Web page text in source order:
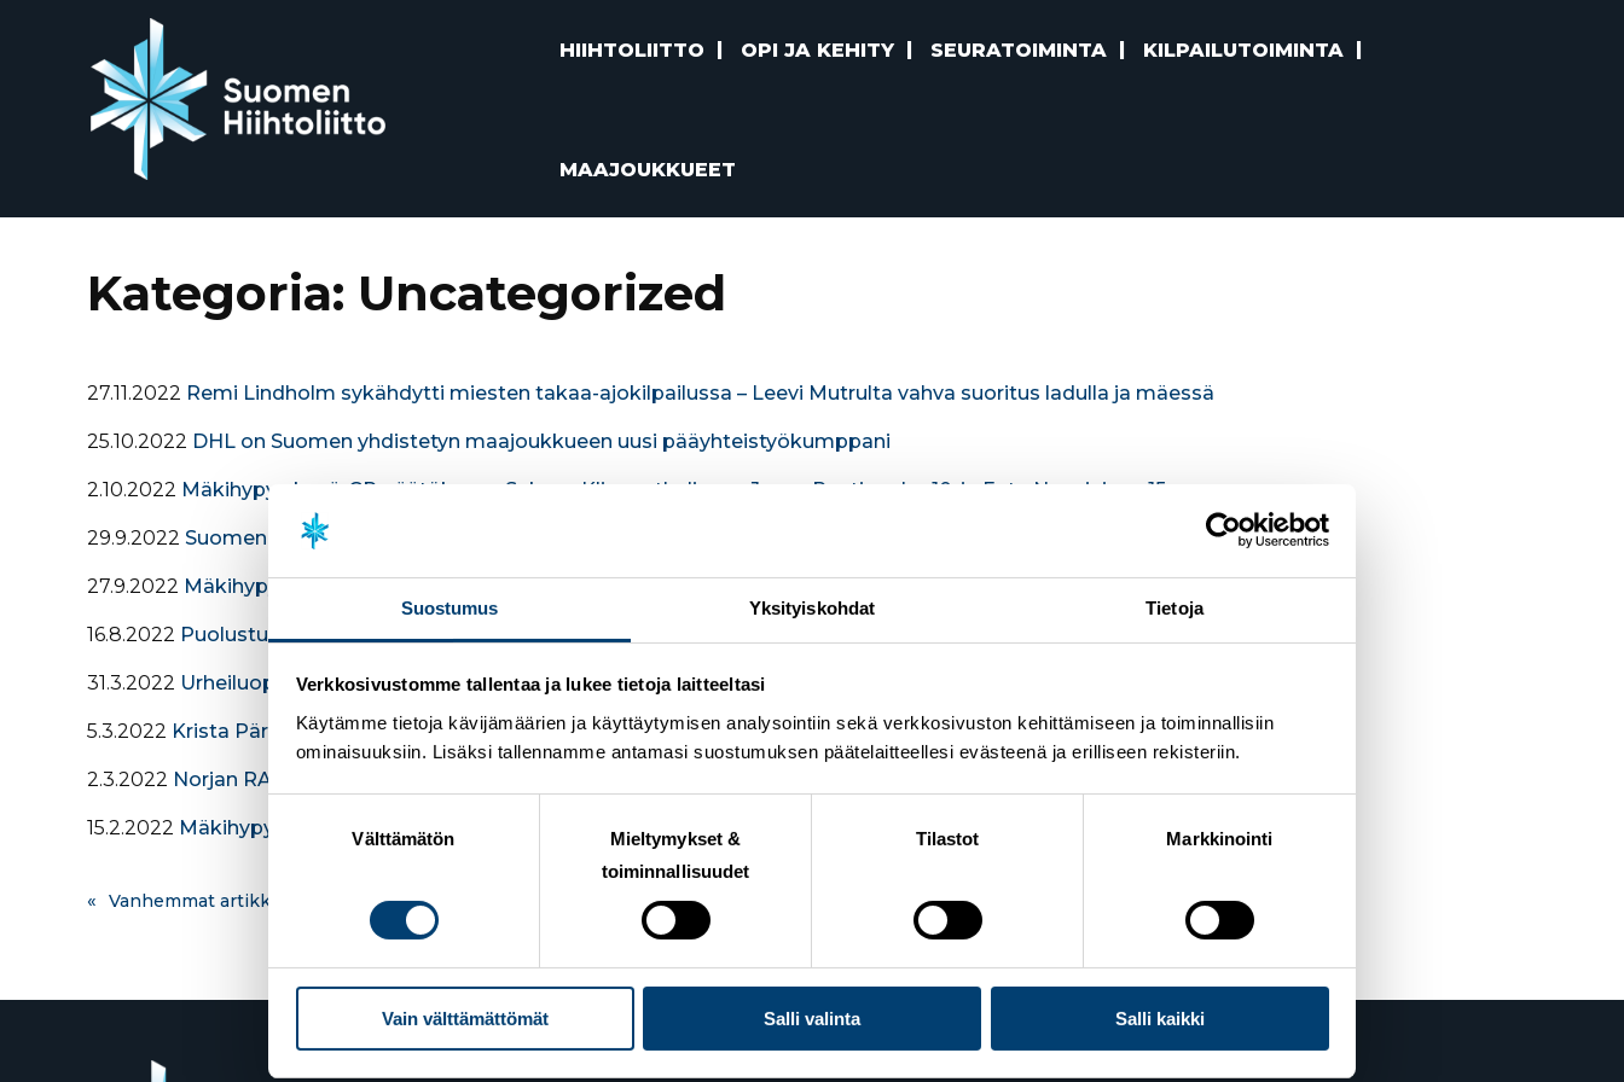
Suostumus Yksityiskohdat Tietoja
Verkkosivustomme tallentaa ja lukee tietoja laitteeltasi
Käytämme tietoja kävijämäärien ja käyttäytymisen analysointiin sekä verkkosivuston kehittämiseen ja toiminnallisiin
ominaisuuksiin. Lisäksi tallennamme antamasi suostumuksen päätelaitteellesi evästeenä ja erilliseen rekisteriin.
valinta
Välttämätön
Mieltymykset &
toiminnallisuudet
Tilastot Markkinointi
Vain välttämättömät Salli valinta Salli kaikki
HIIHTOLIITTO OPI JA KEHITY SEURATOIMINTA KILPAILUTOIMINTA
MAAJOUKKUEET
Kategoria: Uncategorized
27.11.2022 Remi Lindholm sykähdytti miesten takaa-ajokilpailussa – Leevi Mutrulta vahva suoritus ladulla ja mäessä
25.10.2022 DHL on Suomen yhdistetyn maajoukkueen uusi pääyhteistyökumppani
2.10.2022 Mäkihypyn kesä-GP päätökseen Saksan Klingenthalissa – Jenny Rautionaho 10. ja Eetu Nousiainen 15.
29.9.2022 Suomen Hiihtoliitto ei hyväksy venäläisten ja valkovenäläisten osallistumista FIS:n syyskokoukseen
27.9.2022 Mäkihypyn kesä-GP:n päätöskilpailut käydään viikonloppuna Saksan Klingenthalissa
16.8.2022 Puolustusvoimien urheilukoulun haku talvilajien II/23-saapumiserään
31.3.2022 Urheiluoppilaitosten ja SHL:n U18-ryhmän pääsykoetestit kaudelle 2022–2023
5.3.2022 Krista Pärmäkoski toinen Holmenkollenin 30 kilometrillä
2.3.2022 Norjan RAW AIR -kiertue käynnistyi Lillehammerissa – Kykkänen parhaana suomalaisena 23:s
15.2.2022 Mäkihypyn ja yhdistetyn joukkueet nuorten MM-kisoihin on nimetty
Artikkelien
Vanhemmat artikkelit